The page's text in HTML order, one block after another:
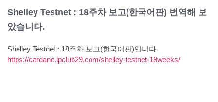
Shelley Testnet : 18주차 보고(한국어판) 번역해 보
았습니다.
Shelley Testnet : 18주차 보고(한국어판)입니다.
https://cardano.ipclub29.com/shelley-testnet-18weeks/